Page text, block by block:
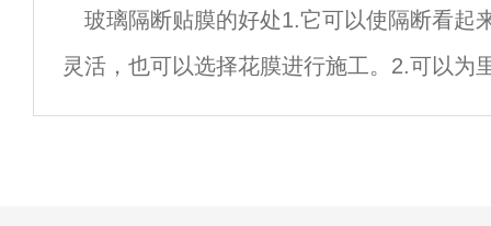
通磨砂膜厂家的产品不仅具有美观和防护的
玻璃隔断贴膜的好处1.它可以使隔断看起
灵活，也可以选择花膜进行施工。2.可以为
私，让人工作或生活更舒坦，提高一定的工